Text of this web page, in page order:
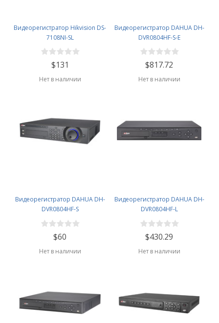
Видеорегистратор Hikvision DS-
7108NI-SL
$131
Нет в наличии
Видеорегистратор DAHUA DH-
DVR0804HF-S-E
$817.72
Нет в наличии
Видеорегистратор DAHUA DH-
DVR0804HF-S
$60
Нет в наличии
Видеорегистратор DAHUA DH-
DVR0804HF-L
$430.29
Нет в наличии